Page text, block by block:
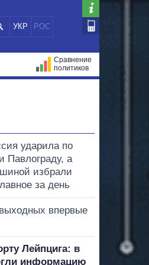
УКР РОС
Сравнение
политиков
ударила по
Павлограду, а
избрали
за день
впервые
Лейпцига: в
информацию